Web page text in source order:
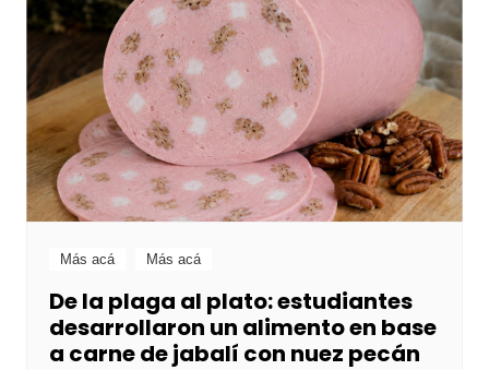
Más acá Más acá
De la plaga al plato: estudiantes
desarrollaron un alimento en base
a carne de jabalí con nuez pecán